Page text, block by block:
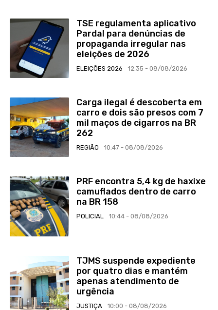
TSE regulamenta aplicativo
Pardal para denúncias de
propaganda irregular nas
eleições de 2026
ELEIÇÕES 2026 12:35 - 08/08/2026
Carga ilegal é descoberta em
carro e dois são presos com 7
mil maços de cigarros na BR
262
REGIÃO 10:47 - 08/08/2026
PRF encontra 5,4 kg de haxixe
camuflados dentro de carro
na BR 158
POLICIAL 10:44 - 08/08/2026
TJMS suspende expediente
por quatro dias e mantém
apenas atendimento de
urgência
JUSTIÇA 10:00 - 08/08/2026